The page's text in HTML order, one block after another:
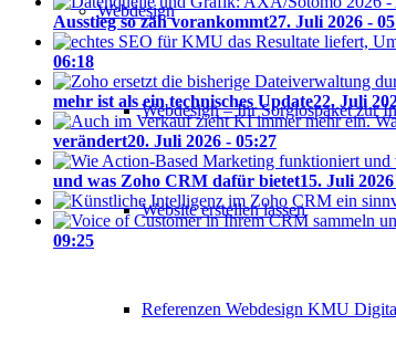
Webdesign
Webdesign – Ihr Sorglospaket zur
Website erstellen lassen
Referenzen Webdesign KMU
Ausstieg so zäh vorankommt27. Juli 2026 -
06:18
mehr ist als ein technisches Update22. Juli
verändert20. Juli 2026 - 05:27
und was Zoho CRM dafür bietet15. Juli
09:25